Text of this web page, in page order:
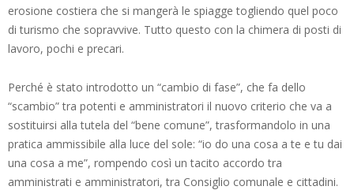
erosione costiera che si mangerà le spiagge togliendo quel poco
di turismo che sopravvive. Tutto questo con la chimera di posti di
lavoro, pochi e precari.
Perché è stato introdotto un “cambio di fase”, che fa dello
“scambio” tra potenti e amministratori il nuovo criterio che va a
sostituirsi alla tutela del “bene comune”, trasformandolo in una
pratica ammissibile alla luce del sole: “io do una cosa a te e tu dai
una cosa a me”, rompendo così un tacito accordo tra
amministrati e amministratori, tra Consiglio comunale e cittadini.